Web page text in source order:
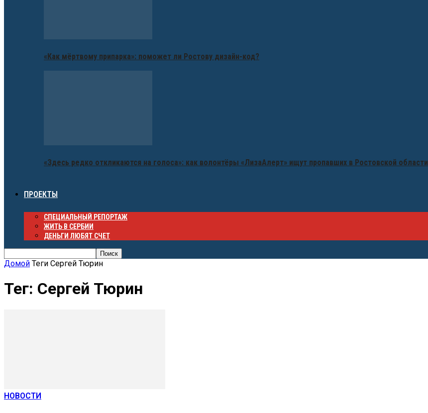
«Как мёртвому припарка»: поможет ли Ростову дизайн-код?
«Здесь редко откликаются на голоса»: как волонтёры «ЛизаАлерт» ищут пропавших в Ростовской области
ПРОЕКТЫ
СПЕЦИАЛЬНЫЙ РЕПОРТАЖ
ЖИТЬ В СЕРБИИ
ДЕНЬГИ ЛЮБЯТ СЧЕТ
Домой Теги Сергей Тюрин
Тег: Сергей Тюрин
НОВОСТИ